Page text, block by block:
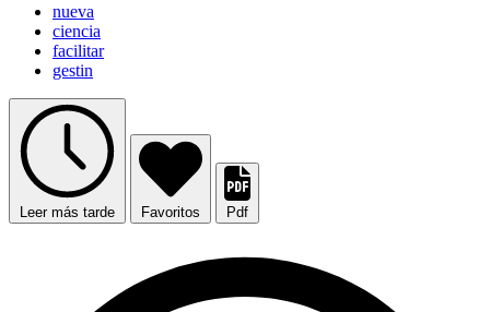
nueva
ciencia
facilitar
gestin
Leer más tarde Favoritos Pdf